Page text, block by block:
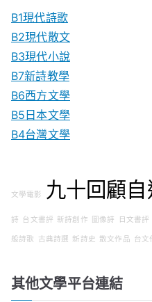
B1現代詩歌
B2現代散文
B3現代小說
B7新詩教學
B6西方文學
B5日本文學
B4台灣文學
文學電影 九十回顧自
詩 台文書評 新詩創作 圖像詩 日文書評
般詩歌 古典詩選 新詩史 散文作品 台文
其他文學平台連結